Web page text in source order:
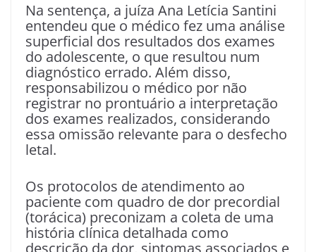
Na sentença, a juíza Ana Letícia Santini
entendeu que o médico fez uma análise
superficial dos resultados dos exames
do adolescente, o que resultou num
diagnóstico errado. Além disso,
responsabilizou o médico por não
registrar no prontuário a interpretação
dos exames realizados, considerando
essa omissão relevante para o desfecho
letal.
Os protocolos de atendimento ao
paciente com quadro de dor precordial
(torácica) preconizam a coleta de uma
história clínica detalhada como